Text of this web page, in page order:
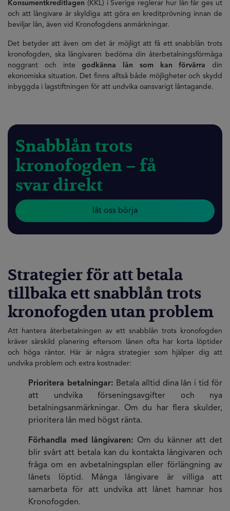
Konsumentkreditlagen (KKL) i Sverige reglerar hur lån får ges ut
och att långivare är skyldiga att göra en kreditprövning innan de
beviljar lån, även vid Kronofogdens anmärkningar.
Det betyder att även om det är möjligt att få ett snabblån trots
kronofogden, ska långivaren bedöma din återbetalningsförmåga
noggrant och integodkänna lån som kan förvärra din
ekonomiska situation. Det finns alltså både möjligheter och skydd
inbyggda i lagstiftningen för att undvika oansvarigt låntagande.
Snabblån trots
kronofogden – få
svar direkt
låt oss börja
Strategier för att betala
tillbaka ett snabblån trots
kronofogden utan problem
Att hantera återbetalningen av ett snabblån trots kronofogden
kräver särskild planering eftersom lånen ofta har korta löptider
och höga räntor. Här är några strategier som hjälper dig att
undvika problem och extra kostnader:
Prioritera betalningar: Betala alltid dina lån i tid för
att undvika förseningsavgifter och nya
betalningsanmärkningar. Om du har flera skulder,
prioritera lån med högst ränta.
Förhandla med långivaren: Om du känner att det
blir svårt att betala kan du kontakta långivaren och
fråga om en avbetalningsplan eller förlängning av
lånets löptid. Många långivare är villiga att
samarbeta för att undvika att lånet hamnar hos
Kronofogden.